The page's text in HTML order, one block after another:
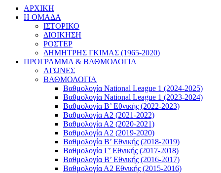
ΑΡΧΙΚΗ
Η ΟΜΑΔΑ
ΙΣΤΟΡΙΚΟ
ΔΙΟΙΚΗΣΗ
ΡΟΣΤΕΡ
ΔΗΜΗΤΡΗΣ ΓΚΙΜΑΣ (1965-2020)
ΠΡΟΓΡΑΜΜΑ & ΒΑΘΜΟΛΟΓΙΑ
ΑΓΩΝΕΣ
ΒΑΘΜΟΛΟΓΙΑ
Βαθμολογία National League 1 (2024-2025)
Βαθμολογία National League 1 (2023-2024)
Βαθμολογία Β’ Εθνικής (2022-2023)
Βαθμολογία Α2 (2021-2022)
Βαθμολογία Α2 (2020-2021)
Βαθμολογία Α2 (2019-2020)
Βαθμολογία B’ Εθνικής (2018-2019)
Βαθμολογία Γ’ Εθνικής (2017-2018)
Βαθμολογία Β’ Εθνικής (2016-2017)
Βαθμολογία Α2 Εθνικής (2015-2016)